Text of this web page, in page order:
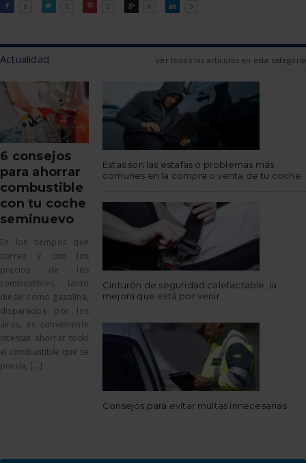

FACEBOOK
0 
TWITTER0 
PINTEREST
0 
GOOGLE0 
LINKEDIN
0
Actualidad ver todos los artículos en esta categoría
6 consejos
para ahorrar
combustible
con tu coche
seminuevo
En los tiempos que
corren y con los
precios de los
combustibles, tanto
diésel como gasolina,
disparados por los
aires, es conveniente
intentar ahorrar todo
el combustible que se
pueda, [...]
Estas son las estafas o problemas más
comunes en la compra o venta de tu coche
Cinturón de seguridad calefactable, la
mejora que está por venir
Consejos para evitar multas innecesarias